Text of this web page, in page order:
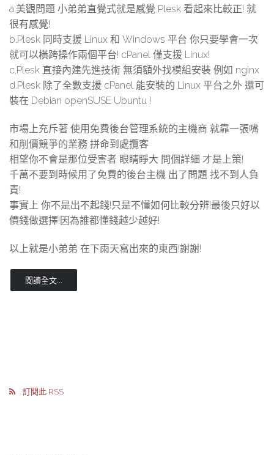
a.美觀問題 小弟弟直覺式就是感覺 Plesk 看起來比較正! 就
很有感覺!
b.Plesk 同時支援 Linux 和 Windows 平台 你只要學會一次
就可以橫跨操作兩個平台! cPanel 僅支援 Linux!
c.Plesk 直接內建先進技術 無須額外找模組安裝 例如 nginx
d.Plesk 除了全數支援 cPanel 能安裝的 Linux 平台之外 還可
裝在 Debian openSUSE Ubuntu !
市場上充斥著 使用免費後台管理系統的主機商 就靠一張嘴
和削價競爭的業務 拼命到處攬客
相望你不會是那位受害者 眼睛睜大 問個詳細 才是上策!
千萬不要到時候用了免費的後台主機 出了問題 找不到人負
責!
事實上 你不是出不起錢!只是不懂如何比較分辨!最後只好以
價錢做選擇!因為誰都懂錢越少越好!
以上就是小弟弟 在下雨天寫出來的東西!謝謝!
閱讀全文...
訂閱此 RSS